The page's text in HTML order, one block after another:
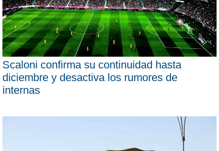
Scaloni confirma su continuidad hasta
diciembre y desactiva los rumores de
internas